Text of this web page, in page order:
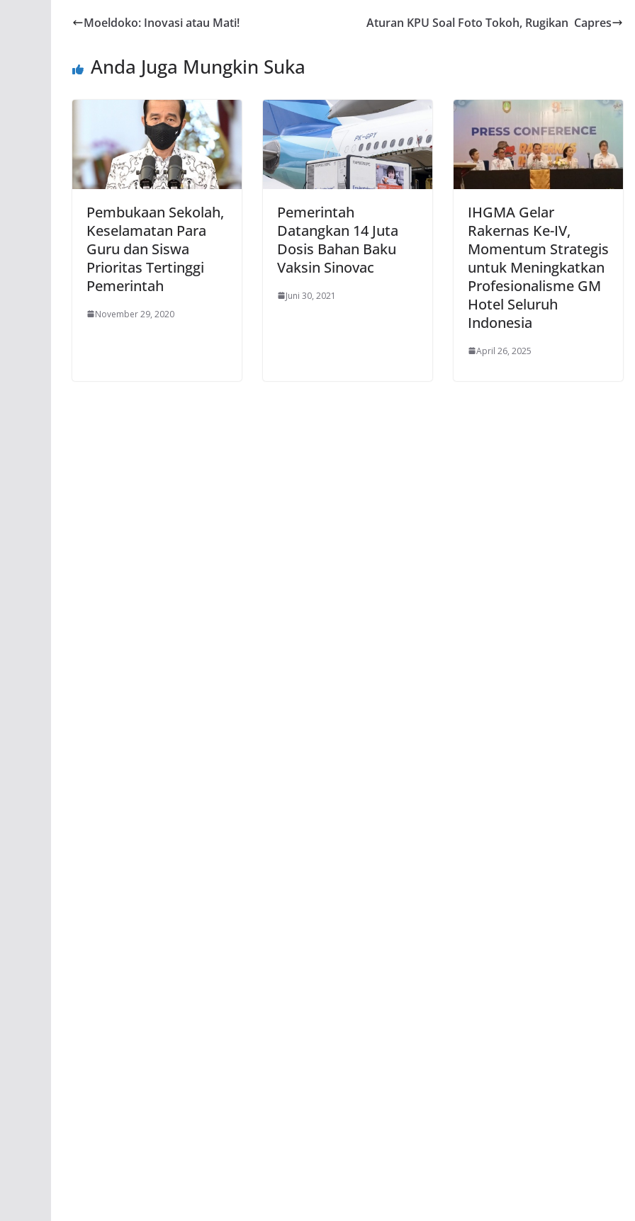
Moeldoko: Inovasi atau Mati! Aturan KPU Soal Foto Tokoh, Rugikan Capres
Anda Juga Mungkin Suka
Pembukaan Sekolah,
Keselamatan Para
Guru dan Siswa
Prioritas Tertinggi
Pemerintah
November 29, 2020
Pemerintah
Datangkan 14 Juta
Dosis Bahan Baku
Vaksin Sinovac
Juni 30, 2021
IHGMA Gelar
Rakernas Ke-IV,
Momentum Strategis
untuk Meningkatkan
Profesionalisme GM
Hotel Seluruh
Indonesia
April 26, 2025